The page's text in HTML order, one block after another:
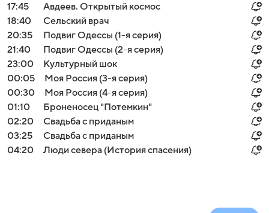
17:45
Авдеев. Открытый космос
18:40
Сельский врач
20:35
Подвиг Одессы (1-я серия)
21:40
Подвиг Одессы (2-я серия)
23:00
Культурный шок
00:05
Моя Россия (3-я серия)
00:30
Моя Россия (4-я серия)
01:10
Броненосец "Потемкин"
02:20
Свадьба с приданым
03:25
Свадьба с приданым
04:20
Люди севера (История спасения)